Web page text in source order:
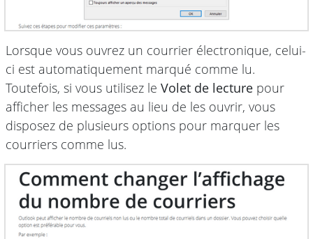
Lorsque vous ouvrez un courrier électronique, celui-
ci est automatiquement marqué comme lu.
Toutefois, si vous utilisez le Volet de lecture pour
afficher les messages au lieu de les ouvrir, vous
disposez de plusieurs options pour marquer les
courriers comme lus.